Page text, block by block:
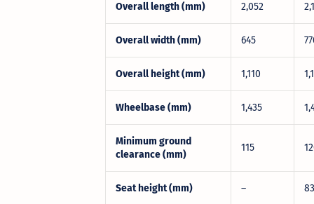
Overall length (mm) 2,052
Overall width (mm) 645
Overall height (mm) 1,110
Wheelbase (mm) 1,435
Minimum ground
clearance (mm)
115
Seat height (mm) –